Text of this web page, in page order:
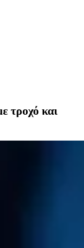
τροχό και